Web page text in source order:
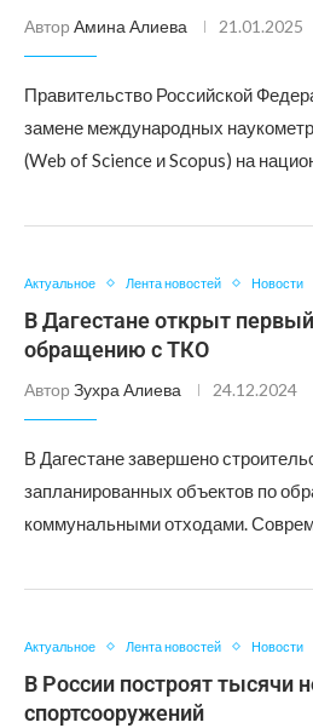
Автор Амина Алиева 21.01.2025
Правительство Российской
замене международных
(Web of Science и Scopus) на
Актуальное Лента новостей Новости
В Дагестане открыт
обращению с ТКО
Автор Зухра Алиева 24.12.2024
В Дагестане завершено
запланированных объектов по
коммунальными отходами.
Актуальное Лента новостей Новости
В России построят тысячи
спортсооружений